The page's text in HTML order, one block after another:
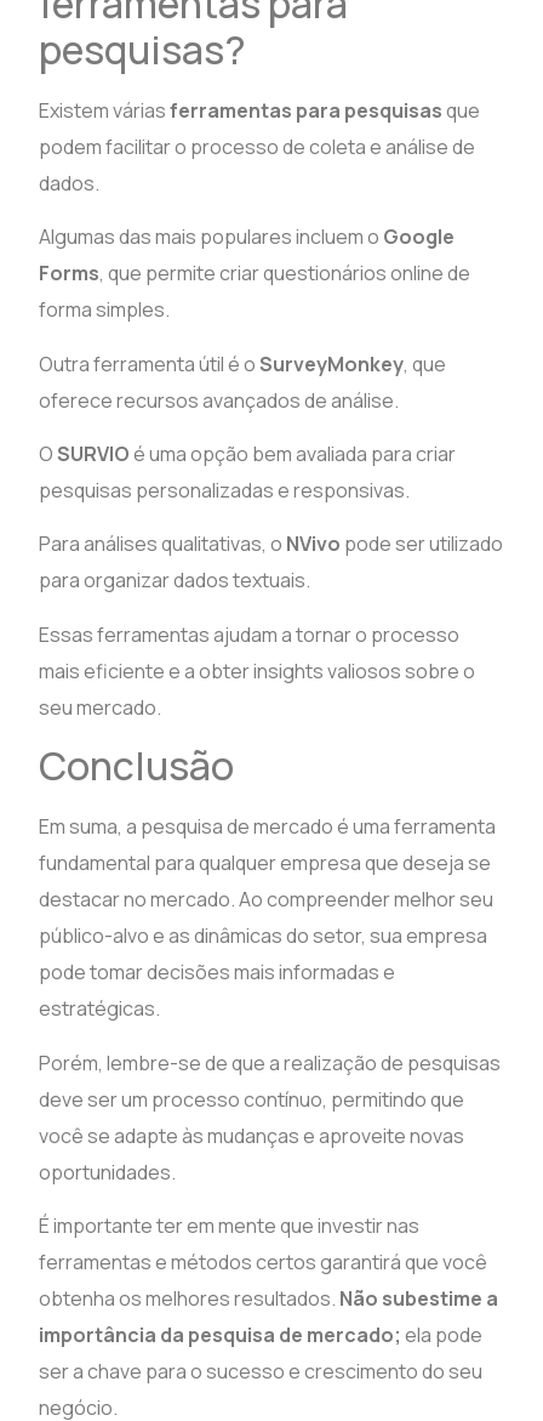
pesquisas?
Existem váriasferramentas para pesquisasque
podem facilitar o processo de coleta e análise de
dados.
Algumas das mais populares incluem o Google
Forms, que permite criar questionários online de
forma simples.
Outra ferramenta útil é oSurveyMonkey, que
oferece recursos avançados de análise.
OSURVIOé uma opção bem avaliada para criar
pesquisas personalizadas e responsivas.
Para análises qualitativas, o NVivo pode ser utilizado
para organizar dados textuais.
Essas ferramentas ajudam a tornar o processo
mais eficiente e a obter insights valiosos sobre o
seu mercado.
Conclusão
Em suma, a pesquisa de mercado é uma ferramenta
fundamental para qualquer empresa que deseja se
destacar no mercado. Ao compreender melhor seu
público-alvo e as dinâmicas do setor, sua empresa
pode tomar decisões mais informadas e
estratégicas.
Porém, lembre-se de que a realização de pesquisas
deve ser um processo contínuo, permitindo que
você se adapte às mudanças e aproveite novas
oportunidades.
É importante ter em mente que investir nas
ferramentas e métodos certos garantirá que você
obtenha os melhores resultados. Não subestime a
importância da pesquisa de mercado; ela pode
ser a chave para o sucesso e crescimento do seu
negócio.